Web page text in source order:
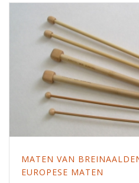
MATEN VAN
EUROPESE MATEN